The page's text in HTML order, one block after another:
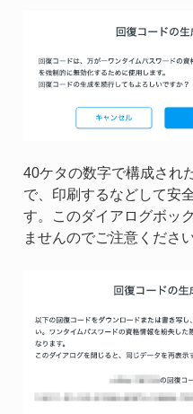
40ケタの数字で構成され
で、印刷するなどして安
す。このダイアログボッ
ませんのでご注意ください